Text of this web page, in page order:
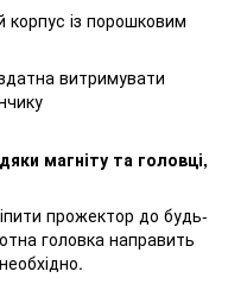
корпус із порошковим
витримувати
магніту та головці,
прожектор до будь-
головка направить